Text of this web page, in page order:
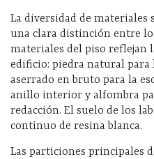
La diversidad de
una clara distinción entre
materiales del piso reflejan
edificio: piedra natural para
aserrado en bruto para la
anillo interior y alfombra
redacción. El suelo de los
continuo de resina blanca.
Las particiones principales